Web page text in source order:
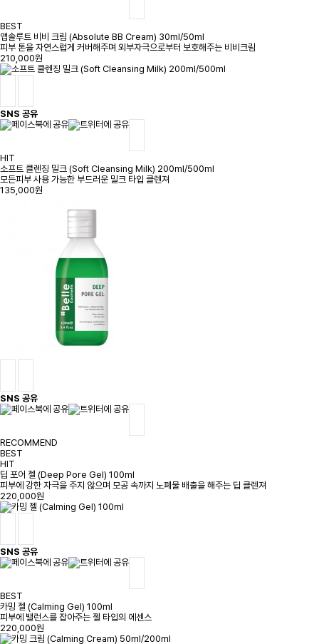
BEST
앱솔루트 비비 크림 (Absolute BB Cream) 30ml/50ml
피부 톤을 자연스럽게 커버해주며 외부자극으로부터 보호해주는 비비크림
210,000원
SNS 공유
HIT
소프트 클렌징 밀크 (Soft Cleansing Milk) 200ml/500ml
모든피부 사용 가능한 부드러운 밀크 타입 클렌져
135,000원
SNS 공유
RECOMMEND
BEST
HIT
딥 포어 젤 (Deep Pore Gel) 100ml
피부에 강한 자극을 주지 않으며 모공 속까지 노폐물 배출을 해주는 딥 클렌져
220,000원
SNS 공유
BEST
카밍 젤 (Calming Gel) 100ml
피부에 밸런스를 잡아주는 젤 타입의 에센스
220,000원